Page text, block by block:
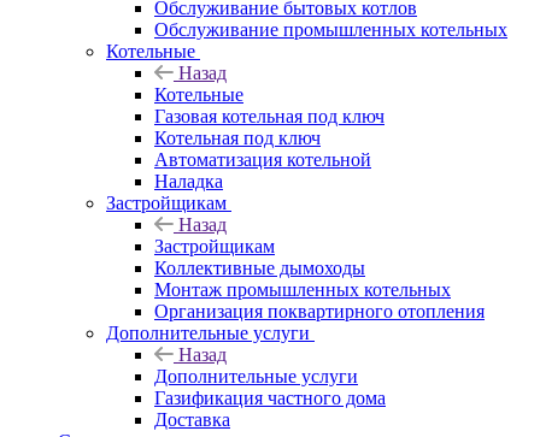
Обслуживание бытовых котлов
Обслуживание промышленных котельных
Котельные
Назад
Котельные
Газовая котельная под ключ
Котельная под ключ
Автоматизация котельной
Наладка
Застройщикам
Назад
Застройщикам
Коллективные дымоходы
Монтаж промышленных котельных
Организация поквартирного отопления
Дополнительные услуги
Назад
Дополнительные услуги
Газификация частного дома
Доставка